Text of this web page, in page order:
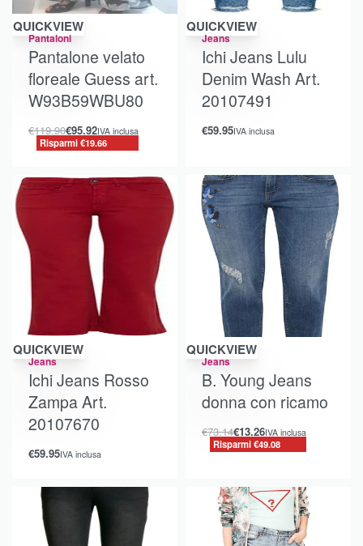
Risparmi €19.66
QUICKVIEW
Pantaloni
Pantalone velato
floreale Guess art.
W93B59WBU80
€119.90€95.92IVA inclusa
Risparmi €19.66
QUICKVIEW
Jeans
Ichi Jeans Lulu
Denim Wash Art.
20107491
€59.95IVA inclusa
QUICKVIEW
Jeans
Ichi Jeans Rosso
Zampa Art.
20107670
€59.95IVA inclusa
Risparmi €49.08
QUICKVIEW
Jeans
B. Young Jeans
donna con ricamo
€73.14€13.26IVA inclusa
Risparmi €49.08